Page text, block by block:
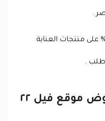
فيل 22 خصم حتى 10% على منتجات العناية
قائمة تخفيضات عروض موقع فيل ٢٢